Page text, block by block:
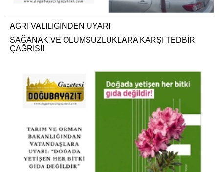
AĞRI VALİLİĞİNDEN UYARI
SAĞANAK VE OLUMSUZLUKLARA KARŞI TEDBİR
ÇAĞRISI!